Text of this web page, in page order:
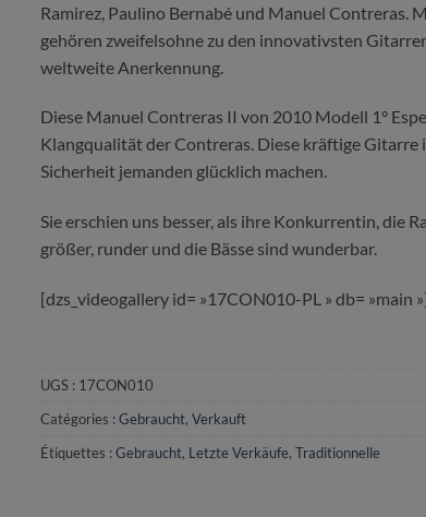
Ramirez, Paulino Bernabé und Manuel Contreras.
gehören zweifelsohne zu den innovativsten
weltweite Anerkennung.
Diese Manuel Contreras II von 2010 Modell 1°
Klangqualität der Contreras. Diese kräftige Gitarre
Sicherheit jemanden glücklich machen.
Sie erschien uns besser, als ihre Konkurrentin, die
größer, runder und die Bässe sind wunderbar.
[dzs_videogallery id= »17CON010-PL » db= »main
UGS : 17CON010
Catégories :Gebraucht, Verkauft
Étiquettes :Gebraucht, Letzte Verkäufe, Traditionnelle